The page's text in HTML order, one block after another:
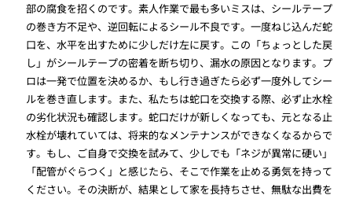
部の腐食を招くのです。素人作業で最も多いミスは、シールテープ
の巻き方不足や、逆回転によるシール不良です。一度ねじ込んだ蛇
口を、水平を出すために少しだけ左に戻す。この「ちょっとした戻
し」がシールテープの密着を断ち切り、漏水の原因となります。プ
ロは一発で位置を決めるか、もし行き過ぎたら必ず一度外してシー
ルを巻き直します。また、私たちは蛇口を交換する際、必ず止水栓
の劣化状況も確認します。蛇口だけが新しくなっても、元となる止
水栓が壊れていては、将来的なメンテナンスができなくなるからで
す。もし、ご自身で交換を試みて、少しでも「ネジが異常に硬い」
「配管がぐらつく」と感じたら、そこで作業を止める勇気を持って
ください。その決断が、結果として家を長持ちさせ、無駄な出費を